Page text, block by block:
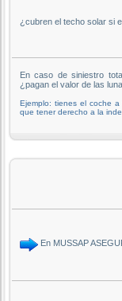
¿cubren el techo solar si
En caso de siniestro
¿pagan el valor de las
Ejemplo: tienes el coche
que tener derecho a la
En MUSSAP